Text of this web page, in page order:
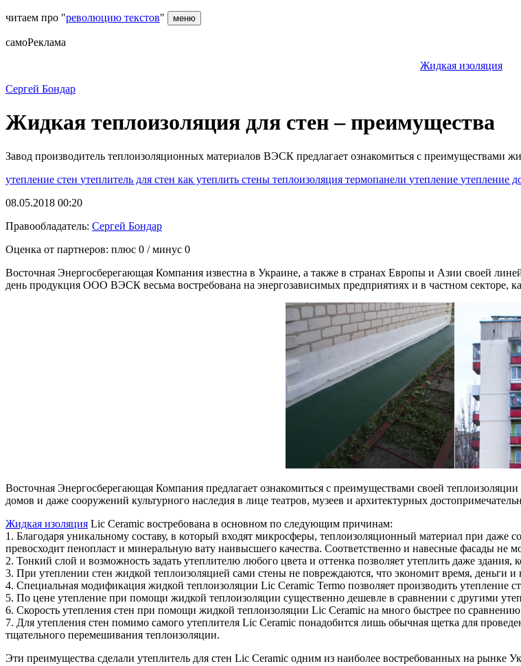
читаем про "революцию текстов" меню
самоРеклама
Жидкая изоляция
Сергей Бондар
Жидкая теплоизоляция для стен – преимущества
Завод производитель теплоизоляционных материалов ВЭСК предлагает ознакомиться с преимуществами
утепление стен утеплитель для стен как утеплить стены теплоизоляция термопанели утепление утепление
08.05.2018 00:20
Правообладатель: Сергей Бондар
Оценка от партнеров: плюс 0 / минус 0
Восточная Энергосберегающая Компания известна в Украине, а также в странах Европы и Азии своей
день продукция ООО ВЭСК весьма востребована на энергозависимых предприятиях и в частном секторе,
Восточная Энергосберегающая Компания предлагает ознакомиться с преимуществами своей
домов и даже сооружений культурного наследия в лице театров, музеев и архитектурных
Жидкая изоляция Lic Ceramic востребована в основном по следующим причинам:
1. Благодаря уникальному составу, в который входят микросферы, теплоизоляционный материал при даже
превосходит пенопласт и минеральную вату наивысшего качества. Соответственно и навесные фасады не
2. Тонкий слой и возможность задать утеплителю любого цвета и оттенка позволяет утеплить даже здания,
3. При утеплении стен жидкой теплоизоляцией сами стены не повреждаются, что экономит время, деньги
4. Специальная модификация жидкой теплоизоляции Lic Ceramic Termo позволяет производить утепление
5. По цене утепление при помощи жидкой теплоизоляции существенно дешевле в сравнении с другими
6. Скорость утепления стен при помощи жидкой теплоизоляции Lic Ceramic на много быстрее по
7. Для утепления стен помимо самого утеплителя Lic Ceramic понадобится лишь обычная щетка для
тщательного перемешивания теплоизоляции.
Эти преимущества сделали утеплитель для стен Lic Ceramic одним из наиболее востребованных на рынке